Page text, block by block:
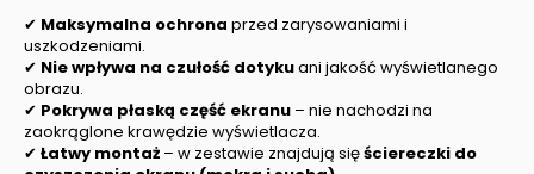
✔ Maksymalna ochrona przed zarysowaniami i
uszkodzeniami.
✔ Nie wpływa na czułość dotykuani jakość wyświetlanego
obrazu.
✔ Pokrywa płaską część ekranu – nie nachodzi na
zaokrąglone krawędzie wyświetlacza.
✔ Łatwy montaż – w zestawie znajdują sięściereczki do